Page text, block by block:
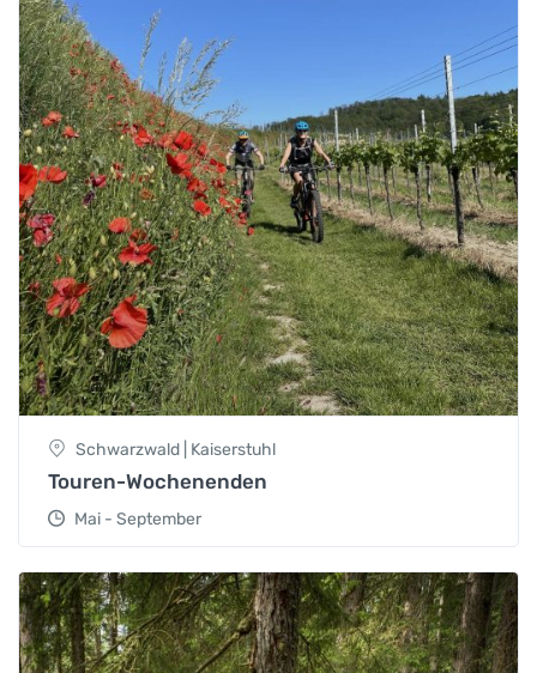
Schwarzwald | Kaiserstuhl
Touren-Wochenenden
Mai - September